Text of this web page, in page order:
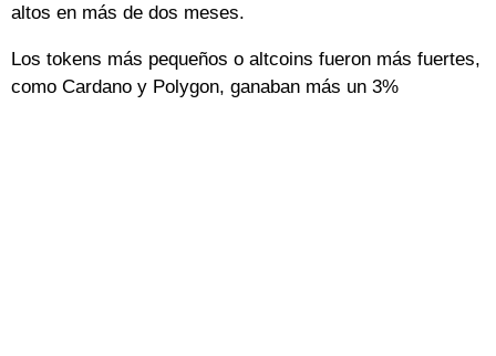
altos en más de dos meses.
Los tokens más pequeños o altcoins fueron más fuertes,
como Cardano y Polygon, ganaban más un 3%